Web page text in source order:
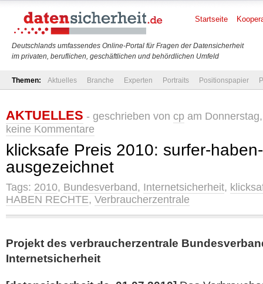
Deutschlands umfassendes Online-Portal für Fragen der Datensicherheit
im privaten, beruflichen, geschäftlichen und behördlichen Umfeld
Startseite
Themen: Aktuelles Branche Experten Portraits Positionspapier
AKTUELLES - geschrieben von cp am
keine Kommentare
klicksafe Preis 2010: surfer-
ausgezeichnet
Tags: 2010, Bundesverband, Internetsicherheit,
HABEN RECHTE, Verbraucherzentrale
Projekt des verbraucherzentrale
Internetsicherheit